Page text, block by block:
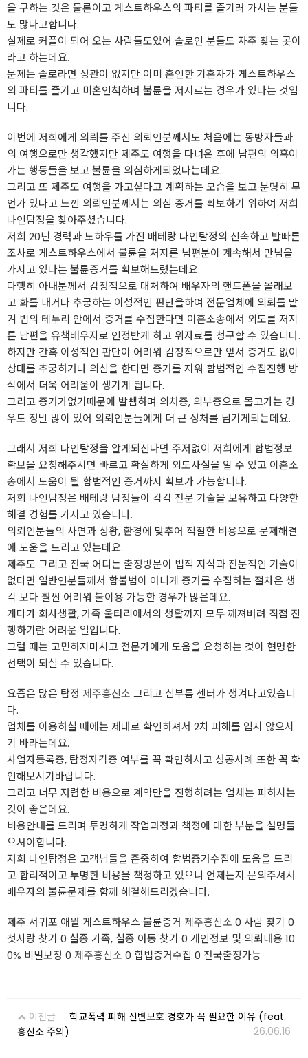
을 구하는 것은 물론이고 게스트하우스의 파티를 즐기러 가시는 분들
도 많다고합니다.
실제로 커플이 되어 오는 사람들도있어 솔로인 분들도 자주 찾는 곳이
라고 하는데요.
문제는 솔로라면 상관이 없지만 이미 혼인한 기혼자가 게스트하우스
의 파티를 즐기고 미혼인척하며 불륜을 저지르는 경우가 있다는 것입
니다.
이번에 저희에게 의뢰를 주신 의뢰인분께서도 처음에는 동방자들과
의 여행으로만 생각했지만 제주도 여행을 다녀온 후에 남편의 의혹이
가는 행동들을 보고 불륜을 의심하게되었다는데요.
그리고 또 제주도 여행을 가고싶다고 계획하는 모습을 보고 분명히 무
언가 있다고 느낀 의뢰인분께서는 의심 증거를 확보하기 위하여 저희
나인탐정을 찾아주셨습니다.
저희 20년 경력과 노하우를 가진 배테랑 나인탐정의 신속하고 발빠른
조사로 게스트하우스에서 불륜을 저지른 남편분이 계속해서 만남을
가지고 있다는 불륜증거를 확보해드렸는데요.
다행히 아내분께서 감정적으로 대처하여 배우자의 핸드폰을 몰래보
고 화를 내거나 추궁하는 이성적인 판단을하여 전문업체에 의뢰를 맡
겨 법의 테두리 안에서 증거를 수집한다면 이혼소송에서 외도를 저지
른 남편을 유책배우자로 인정받게 하고 위자료를 청구할 수 있습니다.
하지만 간혹 이성적인 판단이 어려워 감정적으로만 앞서 증거도 없이
상대를 추궁하거나 의심을 한다면 증거를 지워 합법적인 수집진행 방
식에서 더욱 어려움이 생기게 됩니다.
그리고 증거가없기때문에 발뺌하며 의처증, 의부증으로 몰고가는 경
우도 정말 많이 있어 의뢰인분들에게 더 큰 상처를 남기게되는데요.
그래서 저희 나인탐정을 알게되신다면 주저없이 저희에게 합법정보
확보을 요청해주시면 빠르고 확실하게 외도사실을 알 수 있고 이혼소
송에서 도움이 될 합법적인 증거까지 확보가 가능합니다.
저희 나인탐정은 배테랑 탐정들이 각각 전문 기술을 보유하고 다양한
해결 경험를 가지고 있습니다.
의뢰인분들의 사연과 상황, 환경에 맞추어 적절한 비용으로 문제해결
에 도움을 드리고 있는데요.
제주도 그리고 전국 어디든 출장방문이 법적 지식과 전문적인 기술이
없다면 일반인분들께서 합불법이 아니게 증거를 수집하는 절차은 생
각 보다 훨씬 어려워 불이용 가능한 경우가 많은데요.
게다가 회사생활, 가족 울타리에서의 생활까지 모두 깨져버려 직접 진
행하기란 어려운 일입니다.
그럴 때는 고민하지마시고 전문가에게 도움을 요청하는 것이 현명한
선택이 되실 수 있습니다.
요즘은 많은 탐정 제주흥신소 그리고 심부름 센터가 생겨나고있습니
다.
업체를 이용하실 때에는 제대로 확인하셔서 2차 피해를 입지 않으시
기 바라는데요.
사업자등록증, 탐정자격증 여부를 꼭 확인하시고 성공사례 또한 꼭 확
인해보시기바랍니다.
그리고 너무 저렴한 비용으로 계약만을 진행하려는 업체는 피하시는
것이 좋은데요.
비용안내를 드리며 투명하게 작업과정과 책정에 대한 부분을 설명들
으셔야합니다.
저희 나인탐정은 고객님들을 존중하여 합법증거수집에 도움을 드리
고 합리적이고 투명한 비용을 책정하고 있으니 언제든지 문의주셔서
배우자의 불륜문제를 함께 해결해드리겠습니다.
제주 서귀포 애월 게스트하우스 불륜증거 제주흥신소 0 사람 찾기 0
첫사랑 찾기 0 실종 가족, 실종 아동 찾기 0 개인정보 및 의뢰내용 10
0% 비밀보장 0 제주흥신소 0 합법증거수집 0 전국출장가능
이전글
학교폭력 피해 신변보호 경호가 꼭 필요한 이유 (feat.
흥신소 주의)
26.06.16